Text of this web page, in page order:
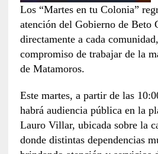
Los “Martes en tu Colonia”
atención del Gobierno de Beto
directamente a cada
compromiso de trabajar de la
de Matamoros.
Este martes, a partir de las
habrá audiencia pública en la
Lauro Villar, ubicada sobre la
donde distintas dependencias